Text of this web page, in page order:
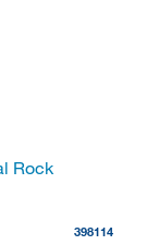
Rock
398114